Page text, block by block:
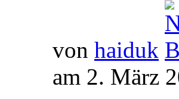
von haiduk
am 2. März